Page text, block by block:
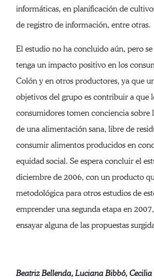
informáticas, en planificación de
de registro de información, entre otras.
El estudio no ha concluido aún, pero se
tenga un impacto positivo en los
Colón y en otros productores, ya que
objetivos del grupo es contribuir a que
consumidores tomen conciencia sobre
de una alimentación sana, libre de
consumir alimentos producidos en
equidad social. Se espera concluir el
diciembre de 2006, con un producto
metodológica para otros estudios de
emprender una segunda etapa en
ensayar alguna de las propuestas
Beatriz Bellenda, Luciana Bibbó,